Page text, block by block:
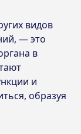
видов
— это
в
и
образуя